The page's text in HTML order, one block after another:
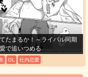
たまるか！～ライバル同期
で追いつめる
OL 社内恋愛